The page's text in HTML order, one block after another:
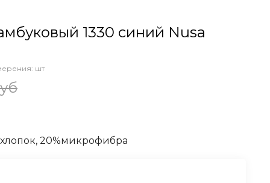
1330 синий Nusa
шт
20%микрофибра